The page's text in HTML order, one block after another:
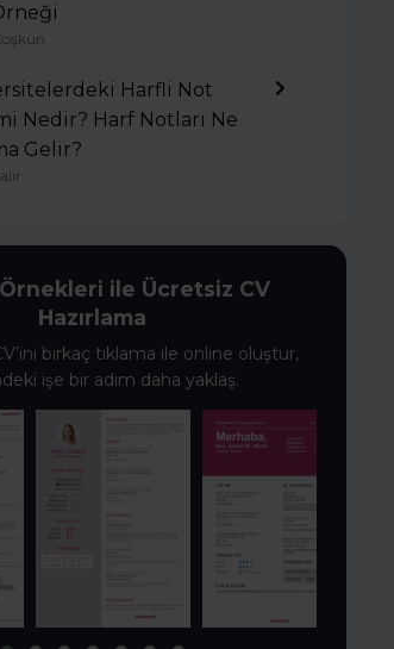
Harfli Not
Nedir? Harf Notları Ne
Gelir?
ile Ücretsiz CV
Hazırlama
birkaç tıklama ile online oluştur,
işe bir adım daha yaklaş.